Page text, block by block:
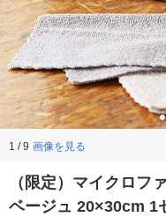
1 / 9 画像を見る
（限定）マイクロフ
ベージュ 20×30cm 1